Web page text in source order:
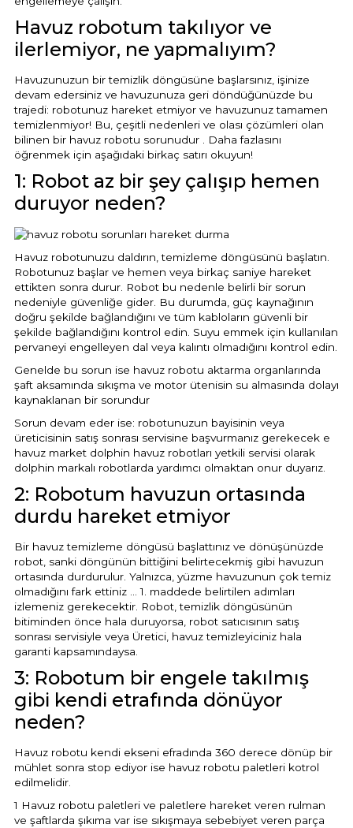
Havuz robotum takılıyor ve
ilerlemiyor, ne yapmalıyım?
Havuzunuzun bir temizlik döngüsüne başlarsınız, işinize
devam edersiniz ve havuzunuza geri döndüğünüzde bu
trajedi: robotunuz hareket etmiyor ve havuzunuz tamamen
temizlenmiyor! Bu, çeşitli nedenleri ve olası çözümleri olan
bilinen bir havuz robotu sorunudur . Daha fazlasını
öğrenmek için aşağıdaki birkaç satırı okuyun!
1: Robot az bir şey çalışıp hemen
duruyor neden?
Havuz robotunuzu daldırın, temizleme döngüsünü başlatın.
Robotunuz başlar ve hemen veya birkaç saniye hareket
ettikten sonra durur. Robot bu nedenle belirli bir sorun
nedeniyle güvenliğe gider. Bu durumda, güç kaynağının
doğru şekilde bağlandığını ve tüm kabloların güvenli bir
şekilde bağlandığını kontrol edin. Suyu emmek için kullanılan
pervaneyi engelleyen dal veya kalıntı olmadığını kontrol edin.
Genelde bu sorun ise havuz robotu aktarma organlarında
şaft aksamında sıkışma ve motor ütenisin su almasında dolayı
kaynaklanan bir sorundur
Sorun devam eder ise: robotunuzun bayisinin veya
üreticisinin satış sonrası servisine başvurmanız gerekecek e
havuz market dolphin havuz robotları yetkili servisi olarak
dolphin markalı robotlarda yardımcı olmaktan onur duyarız.
2: Robotum havuzun ortasında
durdu hareket etmiyor
Bir havuz temizleme döngüsü başlattınız ve dönüşünüzde
robot, sanki döngünün bittiğini belirtecekmiş gibi havuzun
ortasında durdurulur. Yalnızca, yüzme havuzunun çok temiz
olmadığını fark ettiniz ... 1. maddede belirtilen adımları
izlemeniz gerekecektir. Robot, temizlik döngüsünün
bitiminden önce hala duruyorsa, robot satıcısının satış
sonrası servisiyle veya Üretici, havuz temizleyiciniz hala
garanti kapsamındaysa.
3: Robotum bir engele takılmış
gibi kendi etrafında dönüyor
neden?
Havuz robotu kendi ekseni efradında 360 derece dönüp bir
mühlet sonra stop ediyor ise havuz robotu paletleri kotrol
edilmelidir.
1 Havuz robotu paletleri ve paletlere hareket veren rulman
ve şaftlarda şıkıma var ise sıkışmaya sebebiyet veren parça